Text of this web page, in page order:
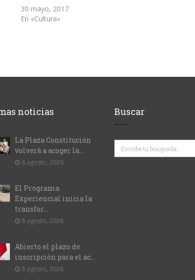
30 mayo, 2017
En «Cultura»
noticias
La Plaza Constitución
volverá a acoger la...
8 agosto, 2026
El Programa
Experiencial inicia la
transfor...
8 agosto, 2026
Abierto el plazo de
inscripción para el ac...
8 agosto, 2026
Buscar
Buscar